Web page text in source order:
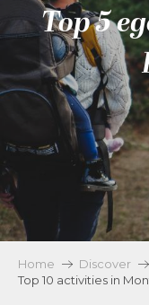
Top 5
Home Discover
Top 10 activities in